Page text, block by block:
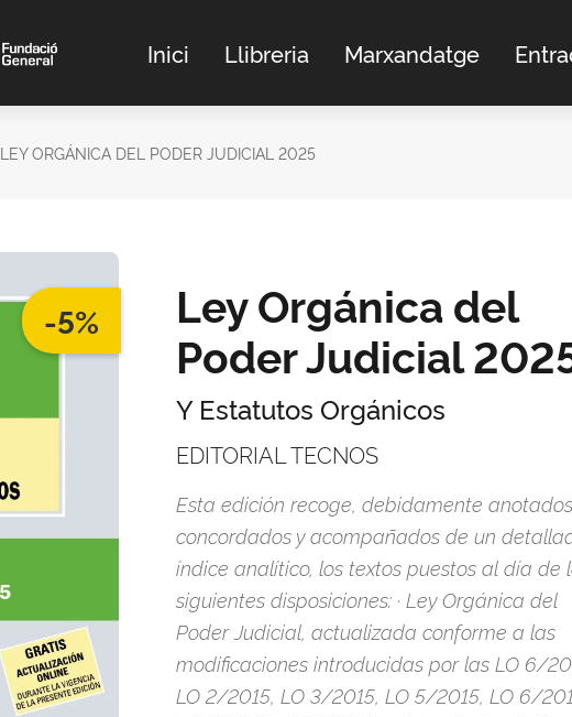
Inici Llibreria Marxandatge
LEY ORGÁNICA DEL PODER JUDICIAL 2025
-5%
Ley Orgánica del
Poder Judicial
Y Estatutos Orgánicos
EDITORIAL TECNOS
Esta edición recoge, debidamente anotados,
concordados y acompañados de un
índice analítico, los textos puestos al día de
siguientes disposiciones: · Ley Orgánica del
Poder Judicial, actualizada conforme a las
modificaciones introducidas por las LO 6/
LO 2/2015, LO 3/2015, LO 5/2015, LO 6/